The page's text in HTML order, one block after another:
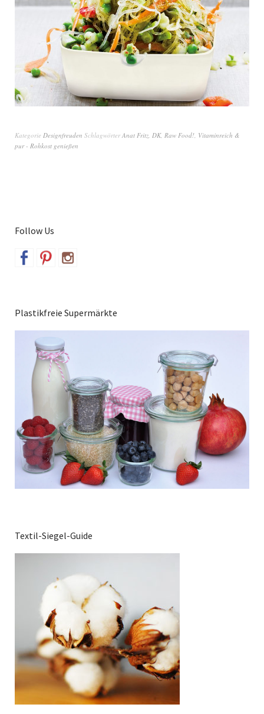
Kategorie Designfreuden SchlagwörterAnat Fritz DK, Raw Food! Vitaminreich &
pur - Rohkost genießen
Follow Us
Plastikfreie Supermärkte
Textil-Siegel-Guide